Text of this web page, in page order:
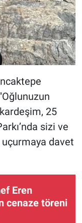
25
sizi ve
uçurmaya davet
Eren
cenaze töreni